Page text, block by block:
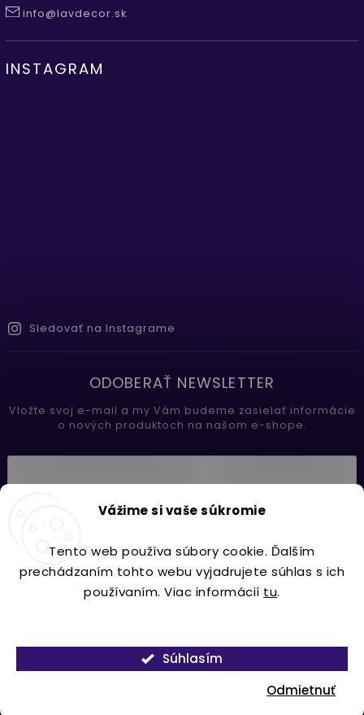
Vážime si vaše súkromie
Tento web používa súbory cookie. Ďalším
prechádzaním tohto webu vyjadrujete súhlas s ich
používaním. Viac informácií tu.
Odmietnuť
Súhlasím
info@lavdecor.sk
INSTAGRAM
Sledovať na Instagrame
ODOBERAŤ NEWSLETTER
Vložte svoj e-mail a my Vám budeme zasielať informácie
o nových produktoch na našom e-shope.
Prihlásiť sa
Copyright 2026Lavdecor.sk. Všetky práva vyhradené.
VytvořilShoptet| DesignShoptak.cz.